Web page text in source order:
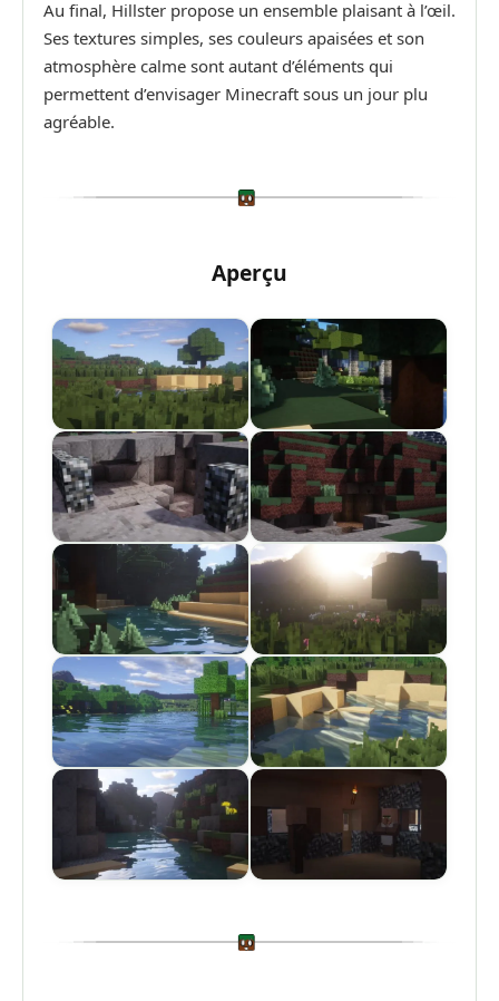
Au final, Hillster propose un ensemble plaisant à l’œil.
Ses textures simples, ses couleurs apaisées et son
atmosphère calme sont autant d’éléments qui
permettent d’envisager Minecraft sous un jour plu
agréable.
Aperçu